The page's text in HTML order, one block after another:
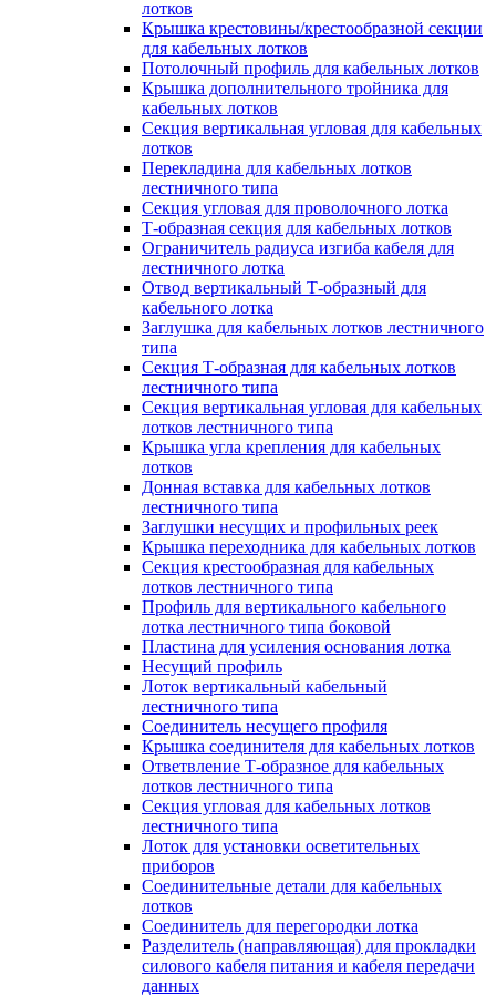
лотков
Крышка крестовины/крестообразной секции
для кабельных лотков
Потолочный профиль для кабельных лотков
Крышка дополнительного тройника для
кабельных лотков
Секция вертикальная угловая для кабельных
лотков
Перекладина для кабельных лотков
лестничного типа
Секция угловая для проволочного лотка
Т-образная секция для кабельных лотков
Ограничитель радиуса изгиба кабеля для
лестничного лотка
Отвод вертикальный Т-образный для
кабельного лотка
Заглушка для кабельных лотков лестничного
типа
Секция Т-образная для кабельных лотков
лестничного типа
Секция вертикальная угловая для кабельных
лотков лестничного типа
Крышка угла крепления для кабельных
лотков
Донная вставка для кабельных лотков
лестничного типа
Заглушки несущих и профильных реек
Крышка переходника для кабельных лотков
Секция крестообразная для кабельных
лотков лестничного типа
Профиль для вертикального кабельного
лотка лестничного типа боковой
Пластина для усиления основания лотка
Несущий профиль
Лоток вертикальный кабельный
лестничного типа
Соединитель несущего профиля
Крышка соединителя для кабельных лотков
Ответвление Т-образное для кабельных
лотков лестничного типа
Секция угловая для кабельных лотков
лестничного типа
Лоток для установки осветительных
приборов
Соединительные детали для кабельных
лотков
Соединитель для перегородки лотка
Разделитель (направляющая) для прокладки
силового кабеля питания и кабеля передачи
данных